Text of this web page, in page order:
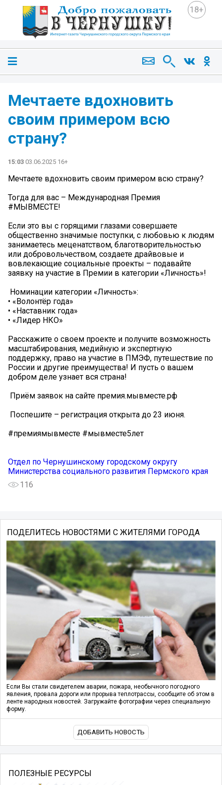
18+
Мечтаете вдохновить
своим примером всю
страну?
15:03 03.06.2025 16+
Мечтаете вдохновить своим примером всю страну?
Тогда для вас – Международная Премия
#МЫВМЕСТЕ!
Если это вы с горящими глазами совершаете
общественно значимые поступки, с любовью к людям
занимаетесь меценатством, благотворительностью
или добровольчеством, создаете драйвовые и
вовлекающие социальные проекты – подавайте
заявку на участие в Премии в категории «Личность»!
️ Номинации категории «Личность»:
• «Волонтёр года»
• «Наставник года»
• «Лидер НКО»
Расскажите о своем проекте и получите возможность
масштабирования, медийную и экспертную
поддержку, право на участие в ПМЭФ, путешествие по
России и другие преимущества! И пусть о вашем
добром деле узнает вся страна!
️ Приём заявок на сайте премия.мывместе.рф
️ Поспешите – регистрация открыта до 23 июня.
#премиямывместе #мывместе5лет
Отдел по Чернушинскому городскому округу
Министерства социального развития Пермского края
116
ПОДЕЛИТЕСЬ НОВОСТЯМИ С ЖИТЕЛЯМИ ГОРОДА
Если Вы стали свидетелем аварии, пожара, необычного погодного
явления, провала дороги или прорыва теплотрассы, сообщите об этом в
ленте народных новостей. Загружайте фотографии через специальную
форму.
ДОБАВИТЬ НОВОСТЬ
ПОЛЕЗНЫЕ РЕСУРСЫ